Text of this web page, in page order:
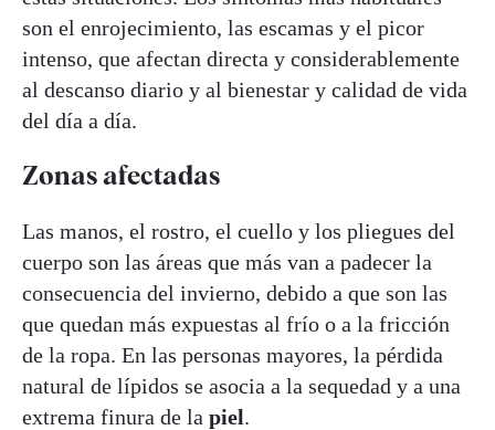
son el enrojecimiento, las escamas y el picor
intenso, que afectan directa y considerablemente
al descanso diario y al bienestar y calidad de vida
del día a día.
Zonas afectadas
Las manos, el rostro, el cuello y los pliegues del
cuerpo son las áreas que más van a padecer la
consecuencia del invierno, debido a que son las
que quedan más expuestas al frío o a la fricción
de la ropa. En las personas mayores, la pérdida
natural de lípidos se asocia a la sequedad y a una
extrema finura de la piel.